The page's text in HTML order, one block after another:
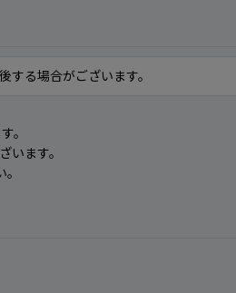
る場合がございます。
。
ます。